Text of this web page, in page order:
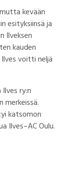
kevään
esityksiinsä ja
Ilveksen
kauden
Ilves voitti neljä
ry:n
merkeissä.
katsomon
Ilves–AC Oulu.